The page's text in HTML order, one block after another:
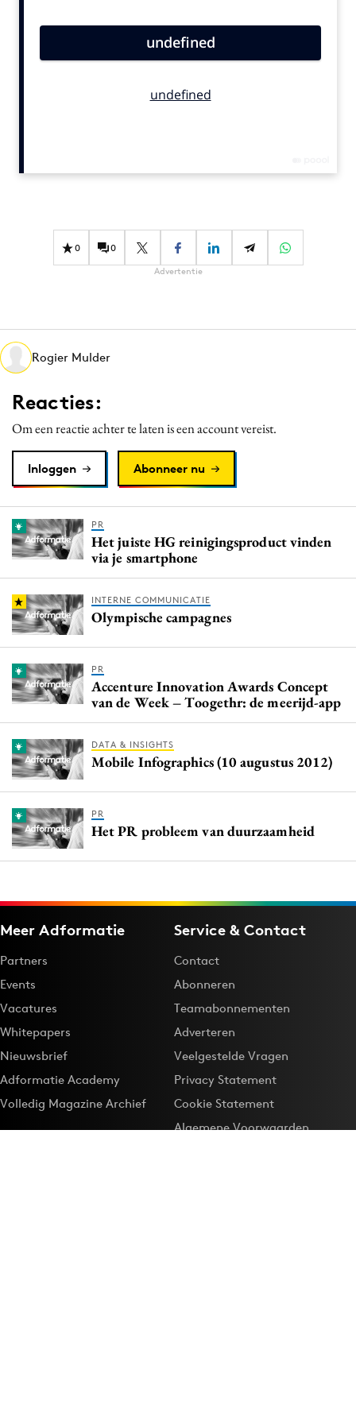
Carriere
Diversiteit
Interne communicatie
Martech
Media
Merkstrategie
PR
Purpose Marketing
Reputatie & crisis
0 0
Advertentie
Rogier Mulder
Reacties:
Om een reactie achter te laten is een account vereist.
Inloggen Abonneer nu
PR
Het juiste HG reinigingsproduct vinden
via je smartphone
INTERNE COMMUNICATIE
Olympische campagnes
PR
Accenture Innovation Awards Concept
van de Week – Toogethr: de meerijd-app
DATA & INSIGHTS
Mobile Infographics (10 augustus 2012)
PR
Het PR probleem van duurzaamheid
Meer Adformatie
Partners
Events
Vacatures
Whitepapers
Nieuwsbrief
Adformatie Academy
Volledig Magazine Archief
Service & Contact
Contact
Abonneren
Teamabonnementen
Adverteren
Veelgestelde Vragen
Privacy Statement
Cookie Statement
Algemene Voorwaarden